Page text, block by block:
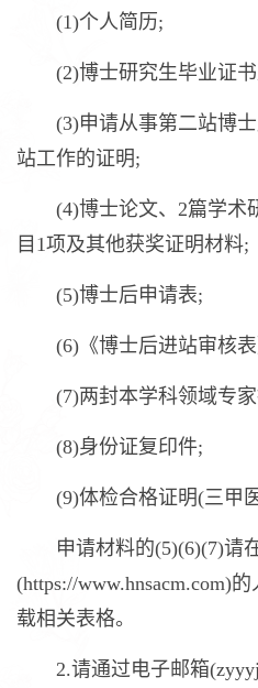
(1)个人简历;
(2)博士研究生毕业证书
(3)申请从事第二站博士
站工作的证明;
(4)博士论文、2篇学术
目1项及其他获奖证明材料;
(5)博士后申请表;
(6)《博士后进站审核表
(7)两封本学科领域专家
(8)身份证复印件;
(9)体检合格证明(三甲医
申请材料的(5)(6)(7)请
(https://www.hnsacm.com)
载相关表格。
2.请通过电子邮箱